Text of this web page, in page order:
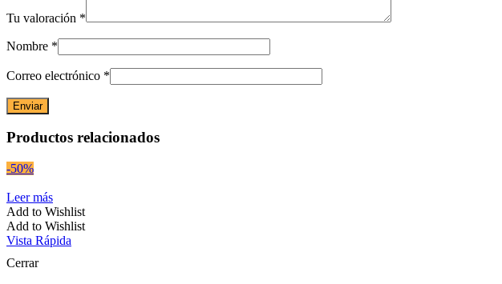
Tu valoración *
Nombre *
Correo electrónico *
Productos relacionados
-50%
Leer más
Add to Wishlist
Add to Wishlist
Vista Rápida
Cerrar